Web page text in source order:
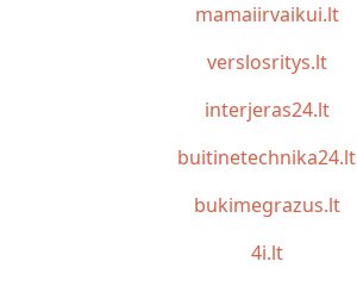
mamaiirvaikui.lt
verslosritys.lt
interjeras24.lt
buitinetechnika24.lt
bukimegrazus.lt
4i.lt